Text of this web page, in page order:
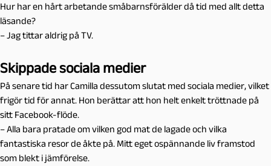
Hur har en hårt arbetande småbarnsförälder då tid med allt detta
läsande?
– Jag tittar aldrig på TV.
Skippade sociala medier
På senare tid har Camilla dessutom slutat med sociala medier, vilket
frigör tid för annat. Hon berättar att hon helt enkelt tröttnade på
sitt Facebook-flöde.
– Alla bara pratade om vilken god mat de lagade och vilka
fantastiska resor de åkte på. Mitt eget ospännande liv framstod
som blekt i jämförelse.